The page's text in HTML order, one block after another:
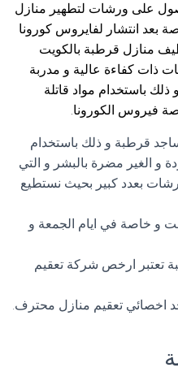
على ورشات لتطهير منازل
بعد انتشار لفايروس كورونا
منازل قرطبة بالكويت
كفاءة عالية و مدربة
باستخدام مواد قاتلة
فيروس الكورونا.
قرطبة و ذلك باستخدام
و الغير مضرة بالبشر و التي
بعدد كبير بحيث نستطيع
و خاصة في ايام الجمعة و
تعتبر ارخص شركة تعقيم
اخصائي تعقيم منازل محترف.